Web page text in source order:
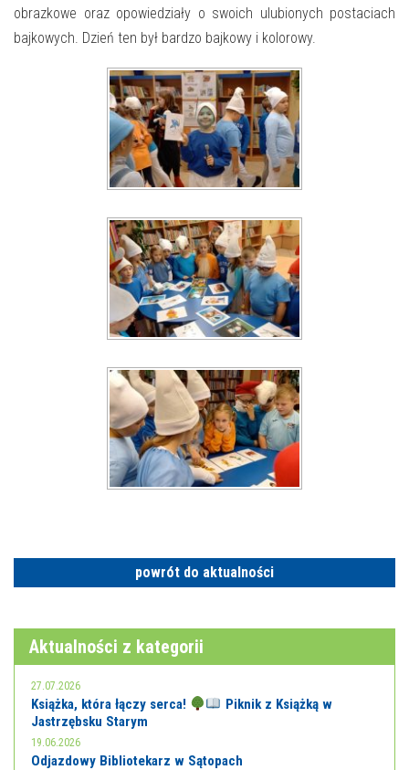
E-INFORMATOR
O NAS
obrazkowe oraz opowiedziały o swoich ulubionych postaciach
bajkowych. Dzień ten był bardzo bajkowy i kolorowy.
powrót do aktualności
Aktualności z kategorii
27.07.2026
Książka, która łączy serca!
Piknik z Książką w
Jastrzębsku Starym
19.06.2026
Odjazdowy Bibliotekarz w Sątopach